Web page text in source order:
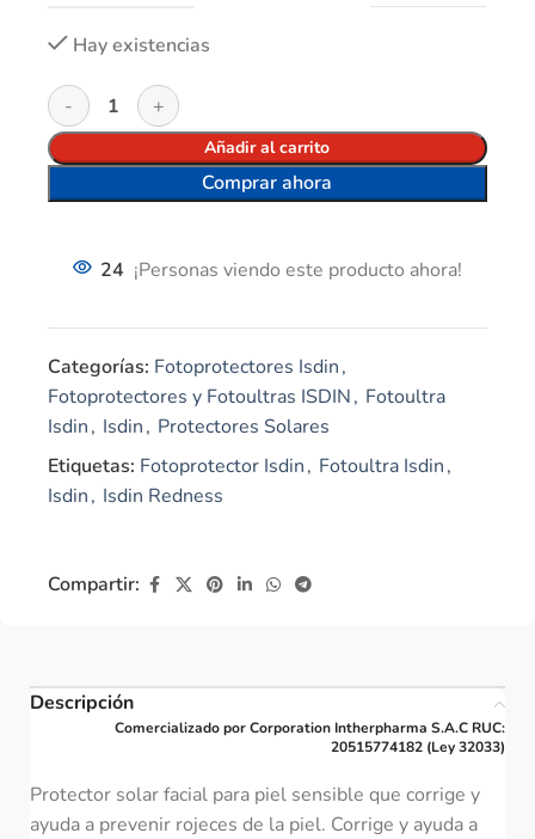
Hay existencias
Añadir al carrito
Comprar ahora
24 ¡Personas viendo este producto ahora!
Categorías: Fotoprotectores Isdin,
Fotoprotectores y Fotoultras ISDIN, Fotoultra
Isdin, Isdin, Protectores Solares
Etiquetas: Fotoprotector Isdin, Fotoultra Isdin,
Isdin, Isdin Redness
Compartir:
Descripción
Comercializado por Corporation Intherpharma S.A.C RUC:
20515774182 (Ley 32033)
Protector solar facial para piel sensible que corrige y
ayuda a prevenir rojeces de la piel. Corrige y ayuda a